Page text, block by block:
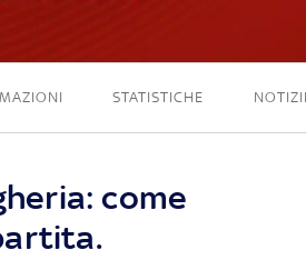
STATISTICHE
come